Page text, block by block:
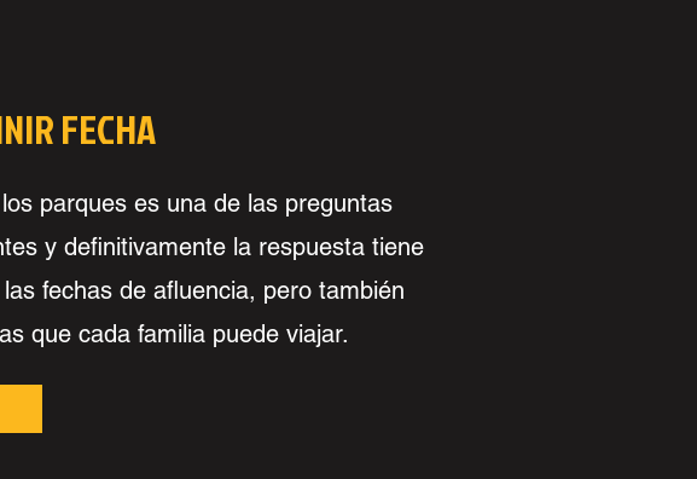
FECHA
parques es una de las preguntas
y definitivamente la respuesta tiene
fechas de afluencia, pero también
que cada familia puede viajar.